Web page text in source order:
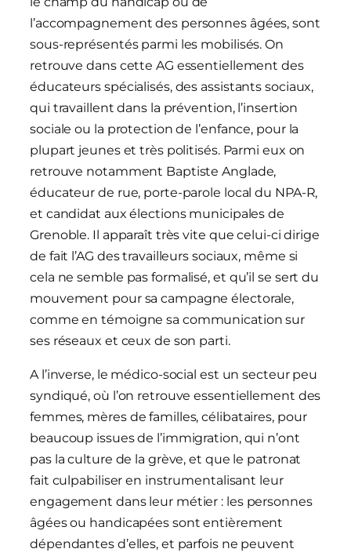
l’accompagnement des personnes âgées, sont
sous-représentés parmi les mobilisés. On
retrouve dans cette AG essentiellement des
éducateurs spécialisés, des assistants sociaux,
qui travaillent dans la prévention, l’insertion
sociale ou la protection de l’enfance, pour la
plupart jeunes et très politisés. Parmi eux on
retrouve notamment Baptiste Anglade,
éducateur de rue, porte-parole local du NPA-R,
et candidat aux élections municipales de
Grenoble. Il apparaît très vite que celui-ci dirige
de fait l’AG des travailleurs sociaux, même si
cela ne semble pas formalisé, et qu’il se sert du
mouvement pour sa campagne électorale,
comme en témoigne sa communication sur
ses réseaux et ceux de son parti.
A l’inverse, le médico-social est un secteur peu
syndiqué, où l’on retrouve essentiellement des
femmes, mères de familles, célibataires, pour
beaucoup issues de l’immigration, qui n’ont
pas la culture de la grève, et que le patronat
fait culpabiliser en instrumentalisant leur
engagement dans leur métier : les personnes
âgées ou handicapées sont entièrement
dépendantes d’elles, et parfois ne peuvent